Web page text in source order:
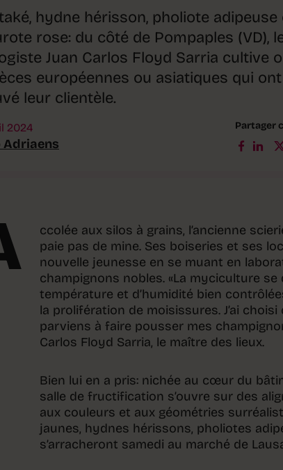
hydne hérisson, pholiote adipeuse
rose: du côté de Pompaples (VD),
Juan Carlos Floyd Sarria cultive
européennes ou asiatiques qui
leur clientèle.
2024
Adriaens
Partager
ccolée aux silos à grains, l’ancienne
paie pas de mine. Ses boiseries et ses
nouvelle jeunesse en se muant en
champignons nobles. «La myciculture
température et d’humidité bien
la prolifération de moisissures. J’ai
parviens à faire pousser mes
Carlos Floyd Sarria, le maître des lieux.
Bien lui en a pris: nichée au cœur du
salle de fructification s’ouvre sur des
aux couleurs et aux géométries
jaunes, hydnes hérissons, pholiotes
s’arracheront samedi au marché de